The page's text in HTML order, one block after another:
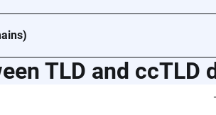
TLD and ccTLD